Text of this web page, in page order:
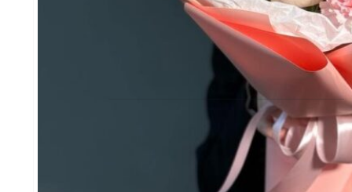
Гражданского кодекса Российской Федерации.
Политика конфиденциальности
Пользовательское соглашение
Рекомендации по уходу за цветами